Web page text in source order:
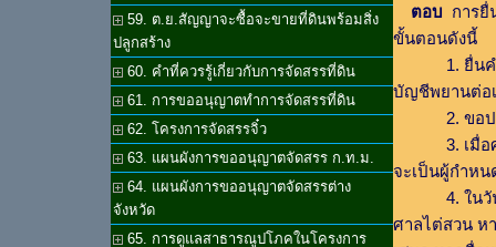
59. ต.ย.สัญญาจะซื้อจะขายที่ดินพร้อมสิ่ง
ปลูกสร้าง
60. คำที่ควรรู้เกี่ยวกับการจัดสรรที่ดิน
61. การขออนุญาตทำการจัดสรรที่ดิน
62. โครงการจัดสรรจิ๋ว
63. แผนผังการขออนุญาตจัดสรร ก.ท.ม.
64. แผนผังการขออนุญาตจัดสรรต่าง
จังหวัด
65. การดูแลสาธารณูปโภคในโครงการ
ตอบ การยื่
ขั้นตอนดังนี้
1. ยื่นคำร้อ
บัญชีพยานต่อ
2. ขอประก
3. เมื่อศาล
จะเป็นผู้กำหน
4. ในวันแล
ศาลไต่สวน ห